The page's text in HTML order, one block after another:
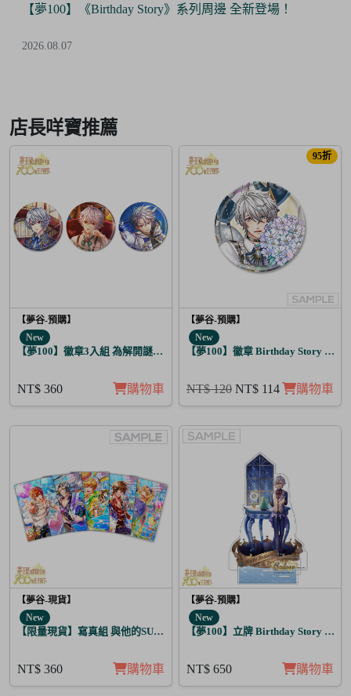
登場！
【Final Sale】人氣IP《大頭兒》精美絕版周
6
店長咩寶推薦
【夢谷-預購】
New
【夢100】徽章3入組 為解開謎題的妳施加愛的魔法 修尼
NT$ 360 購物車
95折
【夢谷-預購】
New
【夢100】徽章 Birthday Story 亞當
NT$ 120 NT$ 114 購物車
【夢谷-現貨】
New
【限量現貨】寫真組 與他的SUGAR&BITTER 太陽覺醒 5入
NT$ 360 購物車
【夢谷-預購】
New
【夢100】立牌 Birthday Story 修尼
NT$ 650 購物車